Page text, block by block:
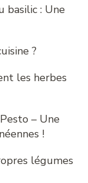
basilic : Une
?
les herbes
– Une
!
légumes